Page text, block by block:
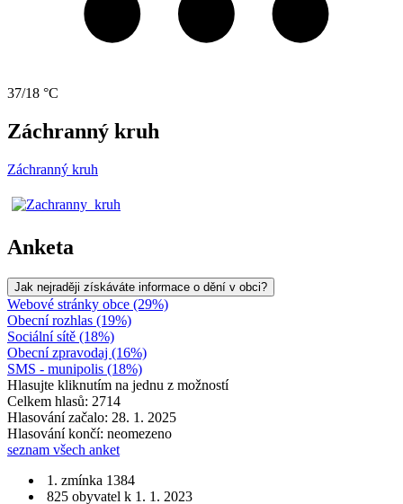
37/18 °C
Záchranný kruh
Záchranný kruh
Anketa
Jak nejraději získáváte informace o dění v obci?
Webové stránky obce (29%)
Obecní rozhlas (19%)
Sociální sítě (18%)
Obecní zpravodaj (16%)
SMS - munipolis (18%)
Hlasujte kliknutím na jednu z možností
Celkem hlasů: 2714
Hlasování začalo: 28. 1. 2025
Hlasování končí: neomezeno
seznam všech anket
1. zmínka 1384
825 obyvatel k 1. 1. 2023